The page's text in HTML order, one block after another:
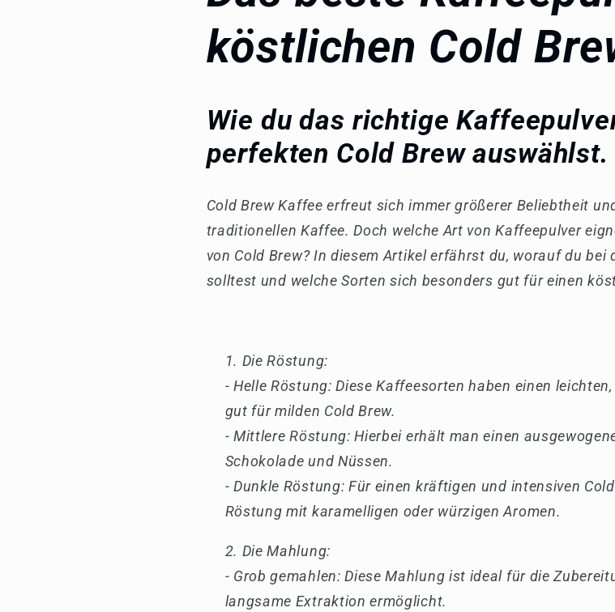
köstlichen Cold
Wie du das richtige
perfekten Cold Brew auswählst.
Cold Brew Kaffee erfreut sich immer größerer Beliebtheit
traditionellen Kaffee. Doch welche Art von Kaffeepulver
von Cold Brew? In diesem Artikel erfährst du, worauf du
solltest und welche Sorten sich besonders gut für einen
Die Röstung:
- Helle Röstung: Diese Kaffeesorten haben einen
gut für milden Cold Brew.
- Mittlere Röstung: Hierbei erhält man einen
Schokolade und Nüssen.
- Dunkle Röstung: Für einen kräftigen und intensiven
Röstung mit karamelligen oder würzigen Aromen.
Die Mahlung:
- Grob gemahlen: Diese Mahlung ist ideal für die
langsame Extraktion ermöglicht.